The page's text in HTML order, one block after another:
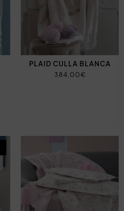
PLAID CULLA BLANCA
384,00€